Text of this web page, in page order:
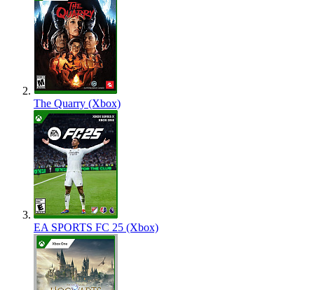
The Quarry (Xbox)
EA SPORTS FC 25 (Xbox)